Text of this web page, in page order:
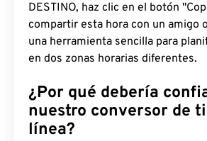
DESTINO, haz clic en el botón
compartir esta hora con un amigo
una herramienta sencilla para
en dos zonas horarias diferentes.
¿Por qué debería
nuestro conversor de
línea?